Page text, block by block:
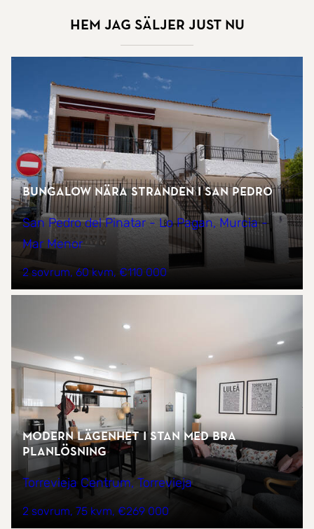
Hem jag säljer just nu
Bungalow nära stranden i San Pedro
San Pedro del Pinatar - Lo Pagan, Murcia -
Mar Menor
2 sovrum 60 kvm €110 000
Modern lägenhet i stan med bra
planlösning
Torrevieja Centrum, Torrevieja
2 sovrum 75 kvm €269 000